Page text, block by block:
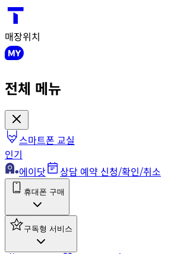
매장위치
전체 메뉴
스마트폰 교실
인기
에이닷
상담 예약 신청/확인/취소
휴대폰 구매
구독형 서비스